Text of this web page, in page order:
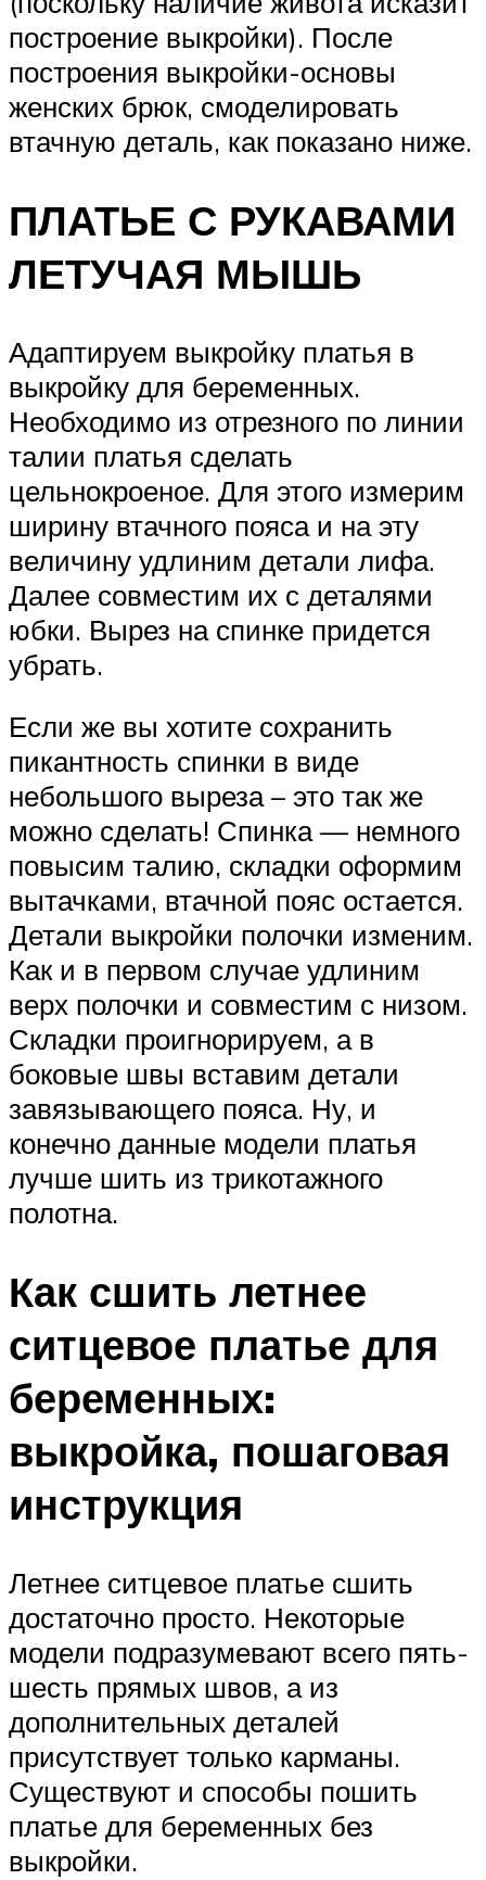
построение выкройки). После
построения выкройки-основы
женских брюк, смоделировать
втачную деталь, как показано ниже.
ПЛАТЬЕ С РУКАВАМИ
ЛЕТУЧАЯ МЫШЬ
Адаптируем выкройку платья в
выкройку для беременных.
Необходимо из отрезного по линии
талии платья сделать
цельнокроеное. Для этого измерим
ширину втачного пояса и на эту
величину удлиним детали лифа.
Далее совместим их с деталями
юбки. Вырез на спинке придется
убрать.
Если же вы хотите сохранить
пикантность спинки в виде
небольшого выреза – это так же
можно сделать! Спинка — немного
повысим талию, складки оформим
вытачками, втачной пояс остается.
Детали выкройки полочки изменим.
Как и в первом случае удлиним
верх полочки и совместим с низом.
Складки проигнорируем, а в
боковые швы вставим детали
завязывающего пояса. Ну, и
конечно данные модели платья
лучше шить из трикотажного
полотна.
Как сшить летнее
ситцевое платье для
беременных:
выкройка, пошаговая
инструкция
Летнее ситцевое платье сшить
достаточно просто. Некоторые
модели подразумевают всего пять-
шесть прямых швов, а из
дополнительных деталей
присутствует только карманы.
Существуют и способы пошить
платье для беременных без
выкройки.